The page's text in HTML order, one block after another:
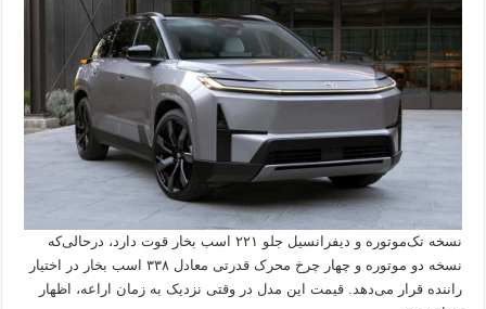
نسخه تک‌موتوره و دیفرانسیل جلو ۲۲۱ اسب بخار قوت دارد، درحالی‌که
نسخه دو موتوره و چهار چرخ محرک قدرتی معادل ۳۳۸ اسب بخار در اختیار
راننده قرار می‌دهد. قیمت این مدل در وقتی نزدیک به زمان اراعه، اظهار